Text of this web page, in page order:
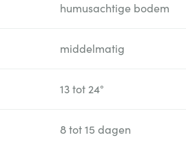
humusachtige bodem
middelmatig
13 tot 24°
8 tot 15 dagen